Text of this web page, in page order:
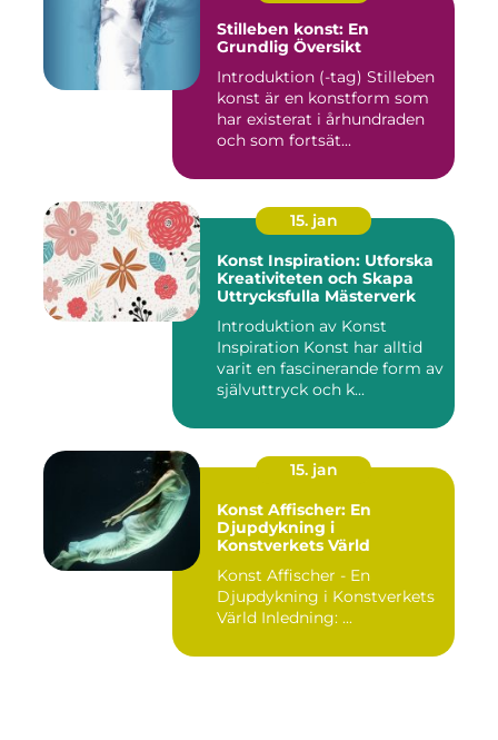
Stilleben konst: En
Grundlig Översikt
Introduktion (-tag) Stilleben
konst är en konstform som
har existerat i århundraden
och som fortsät...
15. jan
Konst Inspiration: Utforska
Kreativiteten och Skapa
Uttrycksfulla Mästerverk
Introduktion av Konst
Inspiration Konst har alltid
varit en fascinerande form av
självuttryck och k...
15. jan
Konst Affischer: En
Djupdykning i
Konstverkets Värld
Konst Affischer - En
Djupdykning i Konstverkets
Värld Inledning: ...